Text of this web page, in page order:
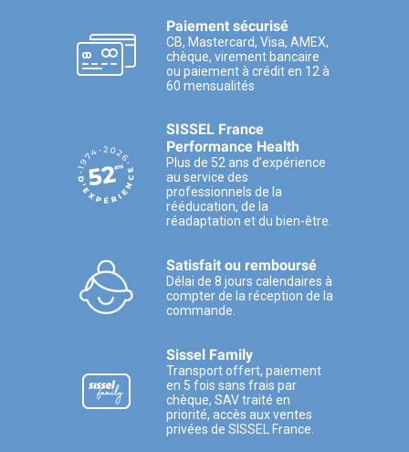
Paiement sécurisé
CB, Mastercard, Visa, AMEX,
chèque, virement bancaire
ou paiement à crédit en 12 à
60 mensualités
SISSEL France
Performance Health
Plus de 52 ans d’expérience
au service des
professionnels de la
rééducation, de la
réadaptation et du bien-être.
Satisfait ou remboursé
Délai de 8 jours calendaires à
compter de la réception de la
commande.
Sissel Family
Transport offert, paiement
en 5 fois sans frais par
chèque, SAV traité en
priorité, accès aux ventes
privées de SISSEL France.